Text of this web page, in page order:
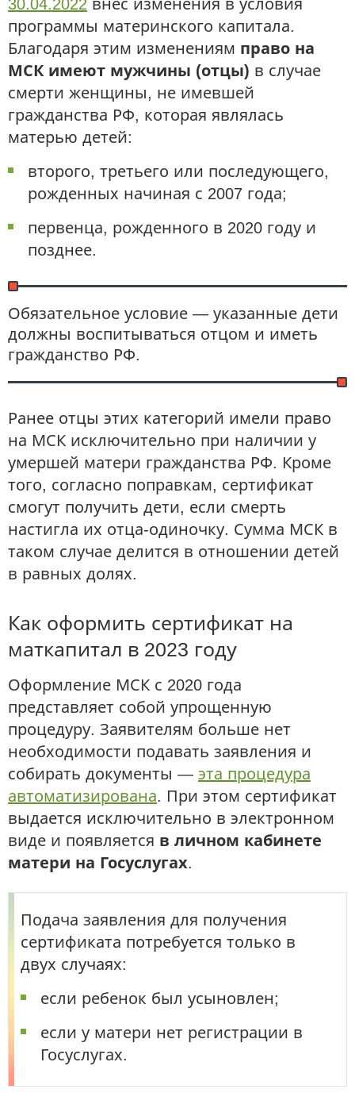
30.04.2022 внес изменения в условия
программы материнского капитала.
Благодаря этим изменениям право на
МСК имеют мужчины (отцы) в случае
смерти женщины, не имевшей
гражданства РФ, которая являлась
матерью детей:
второго, третьего или последующего,
рожденных начиная с 2007 года;
первенца, рожденного в 2020 году и
позднее.
Обязательное условие — указанные дети
должны воспитываться отцом и иметь
гражданство РФ.
Ранее отцы этих категорий имели право
на МСК исключительно при наличии у
умершей матери гражданства РФ. Кроме
того, согласно поправкам, сертификат
смогут получить дети, если смерть
настигла их отца-одиночку. Сумма МСК в
таком случае делится в отношении детей
в равных долях.
Как оформить сертификат на
маткапитал в 2023 году
Оформление МСК с 2020 года
представляет собой упрощенную
процедуру. Заявителям больше нет
необходимости подавать заявления и
собирать документы — эта процедура
автоматизирована. При этом сертификат
выдается исключительно в электронном
виде и появляется в личном кабинете
матери на Госуслугах.
Подача заявления для получения
сертификата потребуется только в
двух случаях:
если ребенок был усыновлен;
если у матери нет регистрации в
Госуслугах.